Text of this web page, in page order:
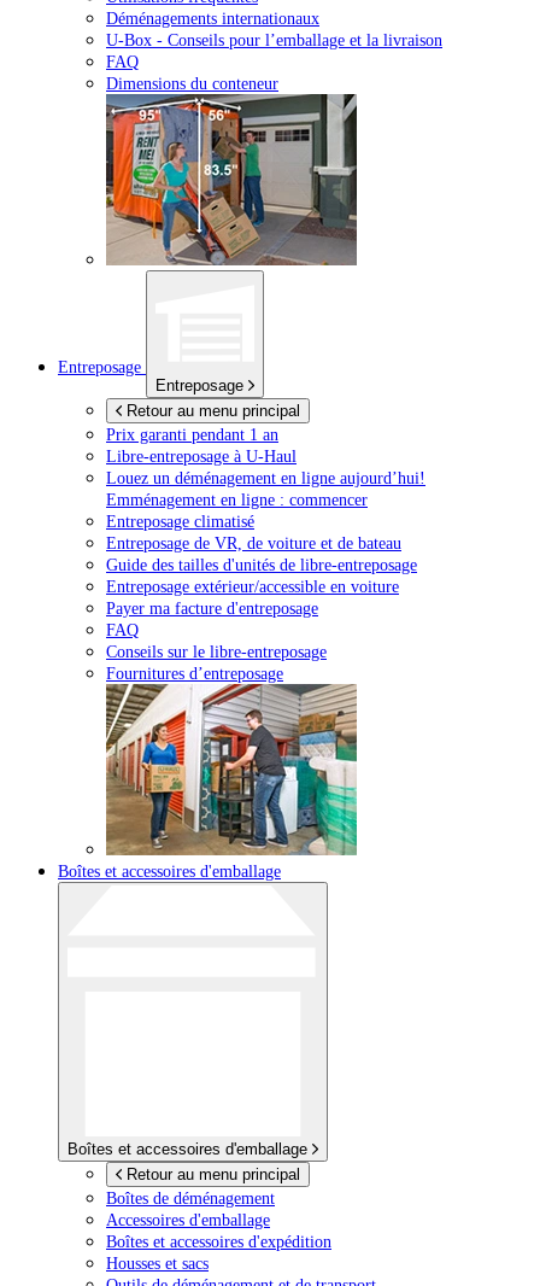
Déménagements internationaux
U-Box - Conseils pour l’emballage et la livraison
FAQ
Dimensions du conteneur
Entreposage
Entreposage
Retour au menu principal
Prix garanti pendant 1 an
Libre-entreposage à U-Haul
Louez un déménagement en ligne aujourd’hui!
Emménagement en ligne : commencer
Entreposage climatisé
Entreposage de VR, de voiture et de bateau
Guide des tailles d'unités de libre-entreposage
Entreposage extérieur/accessible en voiture
Payer ma facture d'entreposage
FAQ
Conseils sur le libre-entreposage
Fournitures d’entreposage
Boîtes et accessoires d'emballage
Boîtes et accessoires d'emballage
Retour au menu principal
Boîtes de déménagement
Accessoires d'emballage
Boîtes et accessoires d'expédition
Housses et sacs